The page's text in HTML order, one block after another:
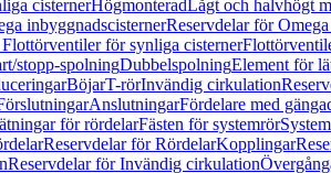
cisternerHögmonteradLågt och halvhögt
inbyggnadscisternerReservdelar för
för synliga cisterner
stopp-spolningDubbelspolningElement för
BöjarT-rörInvändig cirkulation
AnslutningarFördelare med
för rördelarFästen för systemrör
Reservdelar för RördelarKopplingar
Reservdelar för Invändig cirkulation